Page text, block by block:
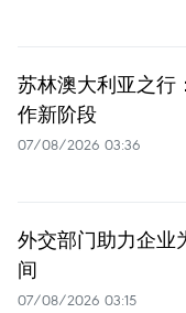
苏林澳大利亚之行
作新阶段
07/08/2026 03:36
外交部门助力企业
间
07/08/2026 03:15